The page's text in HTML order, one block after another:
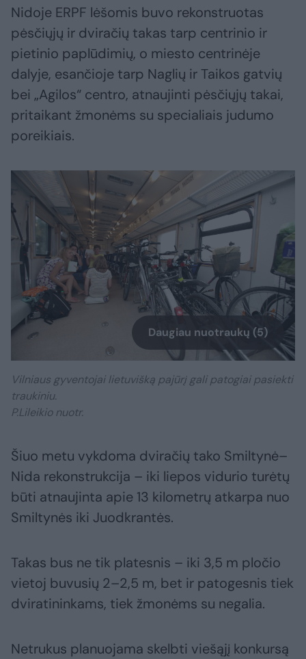
Nidoje ERPF lėšomis buvo rekonstruotas
pėsčiųjų ir dviračių takas tarp centrinio ir
pietinio paplūdimių, o miesto centrinėje
dalyje, esančioje tarp Naglių ir Taikos gatvių
bei „Agilos“ centro, atnaujinti pėsčiųjų takai,
pritaikant žmonėms su specialiais judumo
poreikiais.
Daugiau nuotraukų (5)
Vilniaus gyventojai lietuvišką pajūrį gali patogiai pasiekti
traukiniu.
P.Lileikio nuotr.
Šiuo metu vykdoma dviračių tako Smiltynė–
Nida rekonstrukcija – iki liepos vidurio turėtų
būti atnaujinta apie 13 kilometrų atkarpa nuo
Smiltynės iki Juodkrantės.
Takas bus ne tik platesnis – iki 3,5 m pločio
vietoj buvusių 2–2,5 m, bet ir patogesnis tiek
dviratininkams, tiek žmonėms su negalia.
Netrukus planuojama skelbti viešąjį konkursą